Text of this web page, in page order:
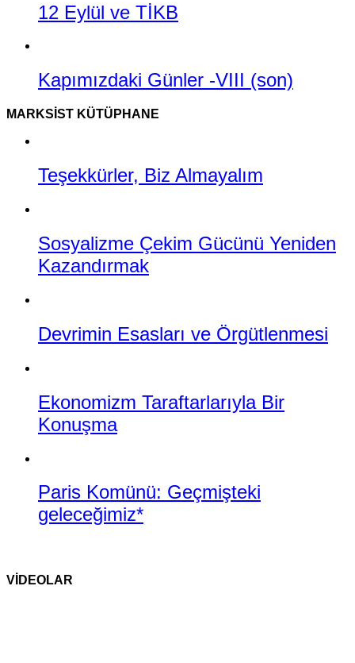
12 Eylül ve TİKB
Kapımızdaki Günler -VIII (son)
MARKSIST KÜTÜPHANE
Teşekkürler, Biz Almayalım
Sosyalizme Çekim Gücünü Yeniden
Kazandırmak
Devrimin Esasları ve Örgütlenmesi
Ekonomizm Taraftarlarıyla Bir
Konuşma
Paris Komünü: Geçmişteki
geleceğimiz*
VİDEOLAR